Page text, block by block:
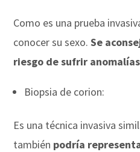
Como es una prueba
conocer su sexo.Se
riesgo de sufrir
Biopsia de corion:
Es una técnica invasiva
también podría